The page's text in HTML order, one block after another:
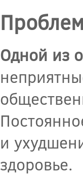
Одной из
и
здоровье.